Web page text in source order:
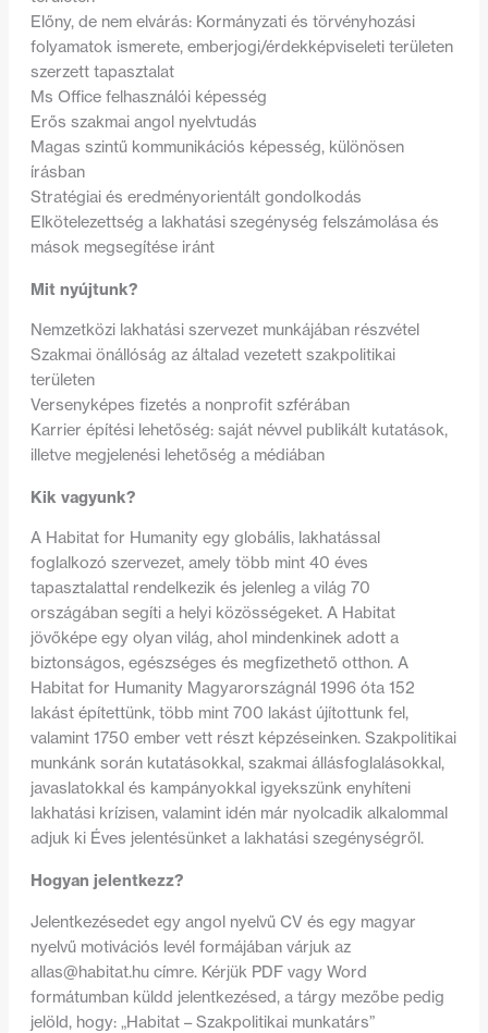
Előny, de nem elvárás: Kormányzati és törvényhozási
folyamatok ismerete, emberjogi/érdekképviseleti területen
szerzett tapasztalat
Ms Office felhasználói képesség
Erős szakmai angol nyelvtudás
Magas szintű kommunikációs képesség, különösen
írásban
Stratégiai és eredményorientált gondolkodás
Elkötelezettség a lakhatási szegénység felszámolása és
mások megsegítése iránt
Mit nyújtunk?
Nemzetközi lakhatási szervezet munkájában részvétel
Szakmai önállóság az általad vezetett szakpolitikai
területen
Versenyképes fizetés a nonprofit szférában
Karrier építési lehetőség: saját névvel publikált kutatások,
illetve megjelenési lehetőség a médiában
Kik vagyunk?
A Habitat for Humanity egy globális, lakhatással
foglalkozó szervezet, amely több mint 40 éves
tapasztalattal rendelkezik és jelenleg a világ 70
országában segíti a helyi közösségeket. A Habitat
jövőképe egy olyan világ, ahol mindenkinek adott a
biztonságos, egészséges és megfizethető otthon. A
Habitat for Humanity Magyarországnál 1996 óta 152
lakást építettünk, több mint 700 lakást újítottunk fel,
valamint 1750 ember vett részt képzéseinken. Szakpolitikai
munkánk során kutatásokkal, szakmai állásfoglalásokkal,
javaslatokkal és kampányokkal igyekszünk enyhíteni
lakhatási krízisen, valamint idén már nyolcadik alkalommal
adjuk ki Éves jelentésünket a lakhatási szegénységről.
Hogyan jelentkezz?
Jelentkezésedet egy angol nyelvű CV és egy magyar
nyelvű motivációs levél formájában várjuk az
allas@habitat.hucímre. Kérjük PDF vagy Word
formátumban küldd jelentkezésed, a tárgy mezőbe pedig
jelöld, hogy: „Habitat – Szakpolitikai munkatárs”